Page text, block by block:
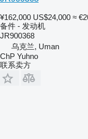
¥162,000 US$24,000 ≈
备件 - 发动机
JR900368
乌克兰, Uman
ChP Yuhno
联系卖方